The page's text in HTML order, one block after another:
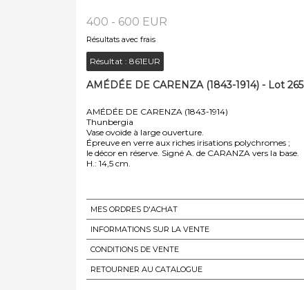
400 - 600 EUR
Résultats avec frais
Résultat : 861EUR
AMÉDÉE DE CARENZA (1843-1914) - Lot 265
AMÉDÉE DE CARENZA (1843-1914)
Thunbergia
Vase ovoïde à large ouverture.
Épreuve en verre aux riches irisations polychromes ;
le décor en réserve. Signé A. de CARANZA vers la base.
H.: 14,5 cm.
MES ORDRES D'ACHAT
INFORMATIONS SUR LA VENTE
CONDITIONS DE VENTE
RETOURNER AU CATALOGUE